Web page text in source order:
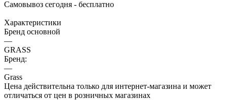
Самовывоз сегодня - бесплатно
Характеристики
Бренд основной
—
GRASS
Бренд:
—
Grass
Цена действительна только для интернет-магазина и может
отличаться от цен в розничных магазинах